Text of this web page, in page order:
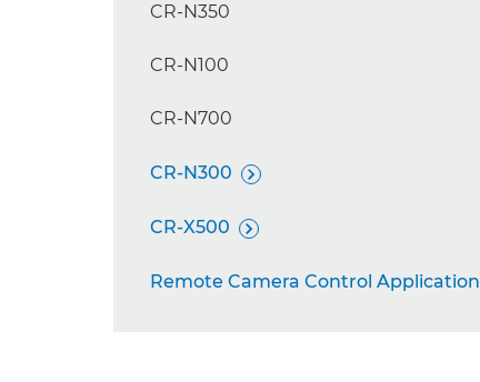
CR-N350
CR-N100
CR-N700
CR-N300 
CR-X500 
Remote Camera Control Application